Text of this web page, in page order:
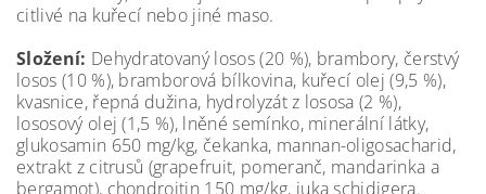
citlivé na kuřecí nebo jiné maso.
Složení: Dehydratovaný losos (20 %), brambory, čerstvý
losos (10 %), bramborová bílkovina, kuřecí olej (9,5 %),
kvasnice, řepná dužina, hydrolyzát z lososa (2 %),
lososový olej (1,5 %), lněné semínko, minerální látky,
glukosamin 650 mg/kg, čekanka, mannan-oligosacharid,
extrakt z citrusů (grapefruit, pomeranč, mandarinka a
bergamot), chondroitin 150 mg/kg, juka schidigera.